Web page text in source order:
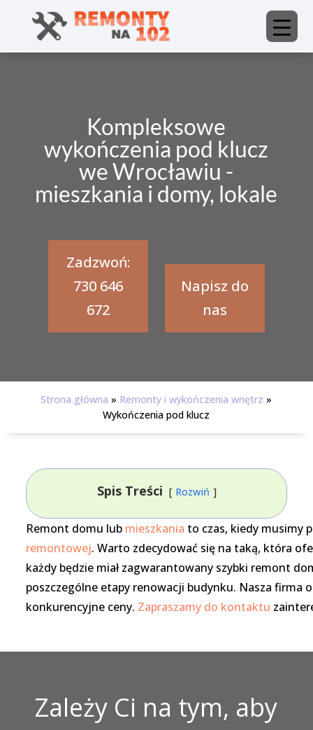
Kompleksowe
wykończenia pod klucz
we Wrocławiu -
mieszkania i domy, lokale
Zadzwoń:
730 646
672
Napisz do
nas
Strona główna » Remonty i wykończenia wnętrz »
Wykończenia pod klucz
Spis Treści Rozwiń
Remont domu lub mieszkania to czas, kiedy musimy
remontowej. Warto zdecydować się na taką, która
każdy będzie miał zagwarantowany szybki remont
poszczególne etapy renowacji budynku. Nasza firma
konkurencyjne ceny. Zapraszamy do kontaktu
Zależy Ci na tym, aby